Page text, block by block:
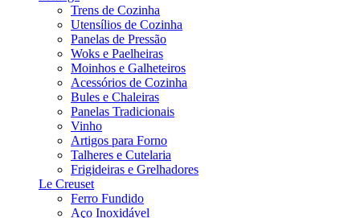
Trens de Cozinha
Utensílios de Cozinha
Panelas de Pressão
Woks e Paelheiras
Moinhos e Galheteiros
Acessórios de Cozinha
Bules e Chaleiras
Panelas Tradicionais
Vinho
Artigos para Forno
Talheres e Cutelaria
Frigideiras e Grelhadores
Le Creuset
Ferro Fundido
Aço Inoxidável